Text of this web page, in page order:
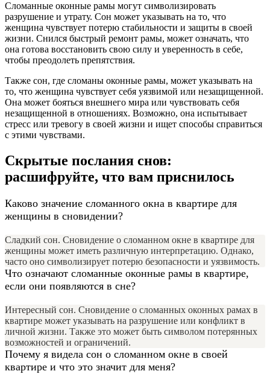
Сломанные оконные рамы могут символизировать
разрушение и утрату. Сон может указывать на то, что
женщина чувствует потерю стабильности и защиты в своей
жизни. Снился быстрый ремонт рамы, может означать, что
она готова восстановить свою силу и уверенность в себе,
чтобы преодолеть препятствия.
Также сон, где сломаны оконные рамы, может указывать на
то, что женщина чувствует себя уязвимой или незащищенной.
Она может бояться внешнего мира или чувствовать себя
незащищенной в отношениях. Возможно, она испытывает
стресс или тревогу в своей жизни и ищет способы справиться
с этими чувствами.
Скрытые послания снов:
расшифруйте, что вам приснилось
Каково значение сломанного окна в квартире для
женщины в сновидении?
Сладкий сон. Сновидение о сломанном окне в квартире для
женщины может иметь различную интерпретацию. Однако,
часто оно символизирует потерю безопасности и уязвимость.
Что означают сломанные оконные рамы в квартире,
если они появляются в сне?
Интересный сон. Сновидение о сломанных оконных рамах в
квартире может указывать на разрушение или конфликт в
личной жизни. Также это может быть символом потерянных
возможностей и ограничений.
Почему я видела сон о сломанном окне в своей
квартире и что это значит для меня?